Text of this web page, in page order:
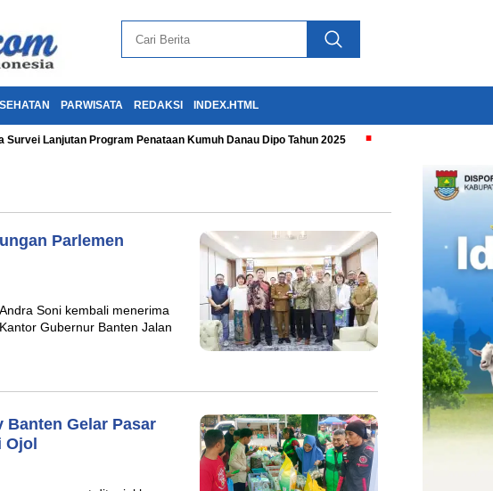
PARWISATA REDAKSI INDEX.HTML
Lanjutan Program Penataan Kumuh Danau Dipo Tahun 2025
Parlemen
Soni kembali menerima
Gubernur Banten Jalan
Banten Gelar Pasar